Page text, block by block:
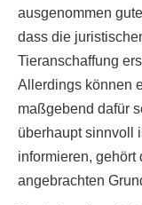
ausgenommen
dass die
Tieranschaffung
Allerdings können
maßgebend dafür
überhaupt sinnvoll
informieren, gehört
angebrachten